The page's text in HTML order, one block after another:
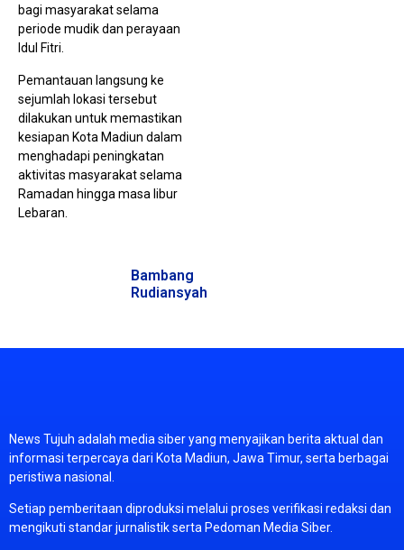
bagi masyarakat selama
periode mudik dan perayaan
Idul Fitri.
Pemantauan langsung ke
sejumlah lokasi tersebut
dilakukan untuk memastikan
kesiapan Kota Madiun dalam
menghadapi peningkatan
aktivitas masyarakat selama
Ramadan hingga masa libur
Lebaran.
Bambang
Rudiansyah
News Tujuh adalah media siberyang menyajikan berita aktual dan
informasi terpercaya dari Kota Madiun, Jawa Timur, serta berbagai
peristiwa nasional.
Setiap pemberitaan diproduksi melalui proses verifikasi redaksi dan
mengikuti standarjurnalistikserta Pedoman MediaSiber.